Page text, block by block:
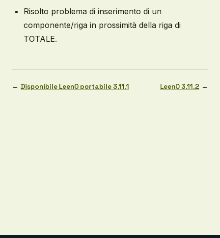
Risolto problema di inserimento di un
componente/riga in prossimità della riga di
TOTALE.
← Disponibile LeenO portabile 3.11.1 LeenO 3.11.2 →